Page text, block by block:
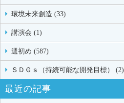
環境未来創造 (33)
講演会 (1)
週初め (587)
ＳＤＧｓ（持続可能な開発目標） (2)
最近の記事